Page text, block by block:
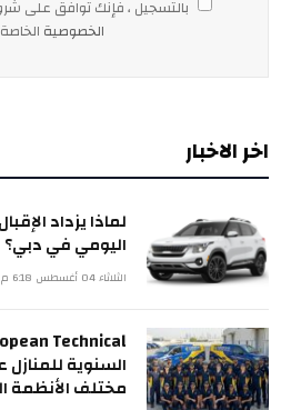
بالتسجيل ، فإنك توافق على
الخصوصية
اخر الاخبار
لماذا يزداد
اليومي في دبي؟
الثلاثاء 04 أغسطس 6:18 م
السنوية
مختلف الأنظمة